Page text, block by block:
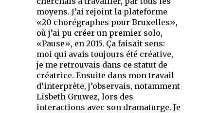
moyens. J’ai rejoint la plateforme
«20 chorégraphes pour Bruxelles»,
où j’ai pu créer un premier solo,
«Pause», en 2015. Ça faisait sens:
moi qui avais toujours été créative,
je me retrouvais dans ce statut de
créatrice. Ensuite dans mon travail
d’interprète, j’observais, notamment
Lisbeth Gruwez, lors des
interactions avec son dramaturge. Je